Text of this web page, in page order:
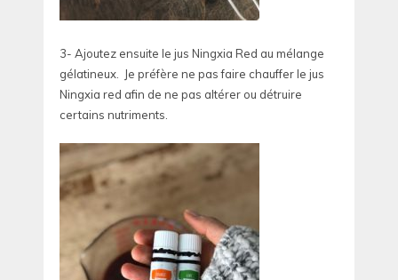
3- Ajoutez ensuite le jus Ningxia Red au mélange
gélatineux. Je préfère ne pas faire chauffer le jus
Ningxia red afin de ne pas altérer ou détruire
certains nutriments.